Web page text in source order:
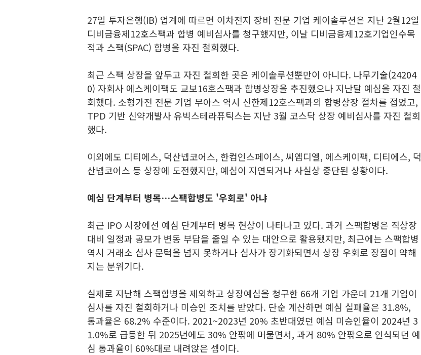
27일 투자은행(IB) 업계에 따르면 이차전지 장비 전문 기업 케이솔루션은 지난 2월12일
디비금융제12호스팩과 합병 예비심사를 청구했지만, 이날 디비금융제12호기업인수목
적과 스팩(SPAC) 합병을 자진 철회했다.
최근 스팩 상장을 앞두고 자진 철회한 곳은 케이솔루션뿐만이 아니다. 나무기술(24204
0) 자회사 에스케이팩도 교보16호스팩과 합병상장을 추진했으나 지난달 예심을 자진 철
회했다. 소형가전 전문 기업 무아스 역시 신한제12호스팩과의 합병상장 절차를 접었고,
TPD 기반 신약개발사 유빅스테라퓨틱스는 지난 3월 코스닥 상장 예비심사를 자진 철회
했다.
이외에도 디티에스, 덕산넵코어스, 한컴인스페이스, 씨엠디엘, 에스케이팩, 디티에스, 덕
산넵코어스 등 상장에 도전했지만, 예심이 지연되거나 사실상 중단된 상황이다.
예심 단계부터 병목…스팩합병도 '우회로' 아냐
최근 IPO 시장에선 예심 단계부터 병목 현상이 나타나고 있다. 과거 스팩합병은 직상장
대비 일정과 공모가 변동 부담을 줄일 수 있는 대안으로 활용됐지만, 최근에는 스팩합병
역시 거래소 심사 문턱을 넘지 못하거나 심사가 장기화되면서 상장 우회로 장점이 약해
지는 분위기다.
실제로 지난해 스팩합병을 제외하고 상장예심을 청구한 66개 기업 가운데 21개 기업이
심사를 자진 철회하거나 미승인 조치를 받았다. 단순 계산하면 예심 실패율은 31.8%,
통과율은 68.2% 수준이다. 2021~2023년 20% 초반대였던 예심 미승인율이 2024년 3
1.0%로 급등한 뒤 2025년에도 30% 안팎에 머물면서, 과거 80% 안팎으로 인식되던 예
심 통과율이 60%대로 내려앉은 셈이다.